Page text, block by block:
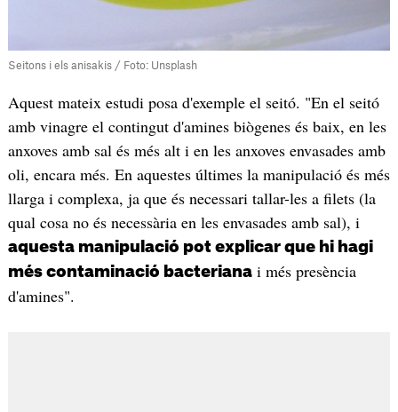
Seitons i els anisakis / Foto: Unsplash
Aquest mateix estudi posa d'exemple el seitó. "En el seitó
amb vinagre el contingut d'amines biògenes és baix, en les
anxoves amb sal és més alt i en les anxoves envasades amb
oli, encara més. En aquestes últimes la manipulació és més
llarga i complexa, ja que és necessari tallar-les a filets (la
qual cosa no és necessària en les envasades amb sal), i
aquesta manipulació pot explicar que hi hagi
més contaminació bacterianai més presència
d'amines".